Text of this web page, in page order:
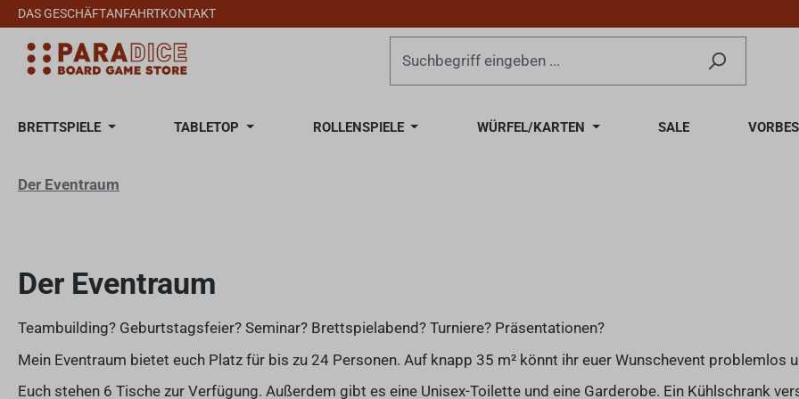
Hauptinhalt springen
Zur Suche springen
Zur Hauptnavigation springen
DAS GESCHÄFTANFAHRTKONTAKT
BRETTSPIELE TABLETOP ROLLENSPIELE WÜRFEL/KARTEN SALE
Der Eventraum
Der Eventraum
Teambuilding? Geburtstagsfeier? Seminar? Brettspielabend? Turniere? Präsentationen?
Mein Eventraum bietet euch Platz für bis zu 24 Personen. Auf knapp 35 m² könnt ihr euer Wunschevent problemlos
Euch stehen 6 Tische zur Verfügung. Außerdem gibt es eine Unisex-Toilette und eine Garderobe. Ein Kühlschrank